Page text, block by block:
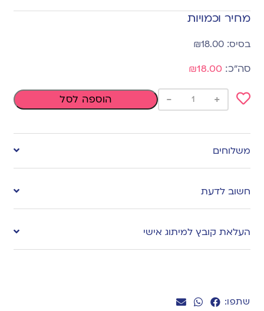
שתפו:
מחיר וכמויות
₪18.00
₪18.00
to
wishlist
+
- הוספה לסל
משלוחים
חשוב לדעת
העלאת קובץ למיתוג אישי